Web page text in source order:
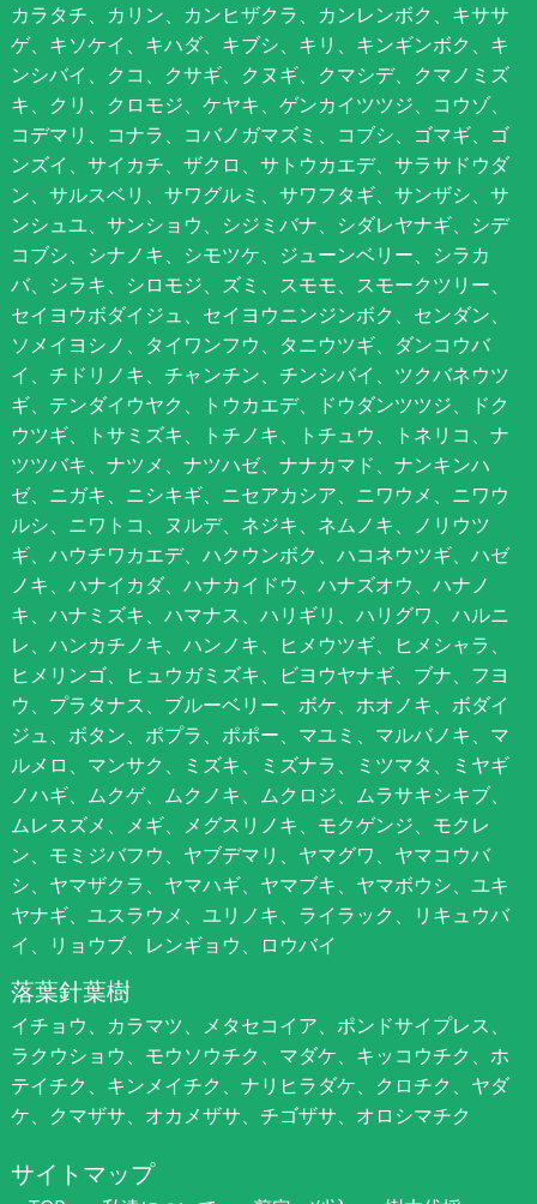
カラタチ、カリン、カンヒザクラ、カンレンボク、キササ
ゲ、キソケイ、キハダ、キブシ、キリ、キンギンボク、キ
ンシバイ、クコ、クサギ、クヌギ、クマシデ、クマノミズ
キ、クリ、クロモジ、ケヤキ、ゲンカイツツジ、コウゾ、
コデマリ、コナラ、コバノガマズミ、コブシ、ゴマギ、ゴ
ンズイ、サイカチ、ザクロ、サトウカエデ、サラサドウダ
ン、サルスベリ、サワグルミ、サワフタギ、サンザシ、サ
ンシュユ、サンショウ、シジミバナ、シダレヤナギ、シデ
コブシ、シナノキ、シモツケ、ジューンベリー、シラカ
バ、シラキ、シロモジ、ズミ、スモモ、スモークツリー、
セイヨウボダイジュ、セイヨウニンジンボク、センダン、
ソメイヨシノ、タイワンフウ、タニウツギ、ダンコウバ
イ、チドリノキ、チャンチン、チンシバイ、ツクバネウツ
ギ、テンダイウヤク、トウカエデ、ドウダンツツジ、ドク
ウツギ、トサミズキ、トチノキ、トチュウ、トネリコ、ナ
ツツバキ、ナツメ、ナツハゼ、ナナカマド、ナンキンハ
ゼ、ニガキ、ニシキギ、ニセアカシア、ニワウメ、ニワウ
ルシ、ニワトコ、ヌルデ、ネジキ、ネムノキ、ノリウツ
ギ、ハウチワカエデ、ハクウンボク、ハコネウツギ、ハゼ
ノキ、ハナイカダ、ハナカイドウ、ハナズオウ、ハナノ
キ、ハナミズキ、ハマナス、ハリギリ、ハリグワ、ハルニ
レ、ハンカチノキ、ハンノキ、ヒメウツギ、ヒメシャラ、
ヒメリンゴ、ヒュウガミズキ、ビヨウヤナギ、ブナ、フヨ
ウ、プラタナス、ブルーベリー、ボケ、ホオノキ、ボダイ
ジュ、ボタン、ポプラ、ポポー、マユミ、マルバノキ、マ
ルメロ、マンサク、ミズキ、ミズナラ、ミツマタ、ミヤギ
ノハギ、ムクゲ、ムクノキ、ムクロジ、ムラサキシキブ、
ムレスズメ、メギ、メグスリノキ、モクゲンジ、モクレ
ン、モミジバフウ、ヤブデマリ、ヤマグワ、ヤマコウバ
シ、ヤマザクラ、ヤマハギ、ヤマブキ、ヤマボウシ、ユキ
ヤナギ、ユスラウメ、ユリノキ、ライラック、リキュウバ
イ、リョウブ、レンギョウ、ロウバイ
落葉針葉樹
イチョウ、カラマツ、メタセコイア、ポンドサイプレス、
ラクウショウ、モウソウチク、マダケ、キッコウチク、ホ
テイチク、キンメイチク、ナリヒラダケ、クロチク、ヤダ
ケ、クマザサ、オカメザサ、チゴザサ、オロシマチク
サイトマップ